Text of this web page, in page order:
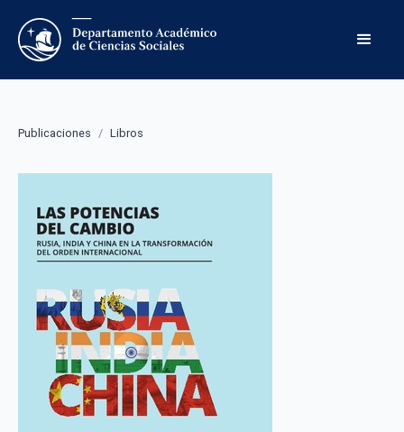
Publicaciones / Libros